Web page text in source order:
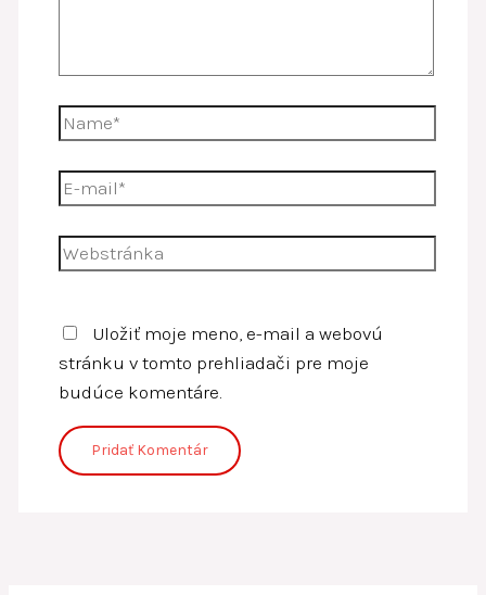
Name*
E-
mail*
Webstránka
Uložiť moje meno, e-mail a webovú
stránku v tomto prehliadači pre moje
budúce komentáre.